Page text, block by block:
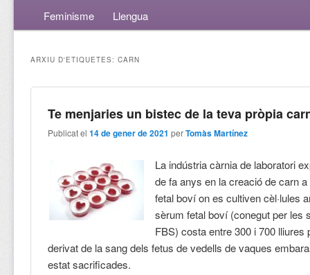
Feminisme
Llengua
ARXIU D'ETIQUETES:CARN
Te menjaries un bistec de la teva pròpia
Publicat el14 de gener de 2021 perTomàs Martínez
La indústria càrnia de laboratori
de fa anys en la creació de carn
fetal boví on es cultiven cèl·lules
sèrum fetal boví (conegut per les
FBS) costa entre 300 i 700 lliures
derivat de la sang dels fetus de vedells de vaques
estat sacrificades.